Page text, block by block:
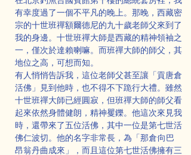
有幸度過了一個不平凡的晚上。那晚，西藏密
宗的十世班禪額爾德尼的九十歲老師父來到了
我的身邊。十世班禪大師是西藏的精神領袖之
一，僅次於達賴喇嘛。而班禪大師的師父，其
地位之高，可想而知。
有人悄悄告訴我，這位老師父甚至讓「貢唐倉
活佛」見到他時，也不得不下跪行大禮。雖然
十世班禪大師已經圓寂，但班禪大師的師父看
起來依然身體健朗，精神矍鑠。他這次來見我
時，還帶來了五位活佛，其中一位是第七世活
佛仁波切。他的名字非常長，為「那倉·向巴
昂翁丹曲成來」，而且這位第七世活佛擁有三